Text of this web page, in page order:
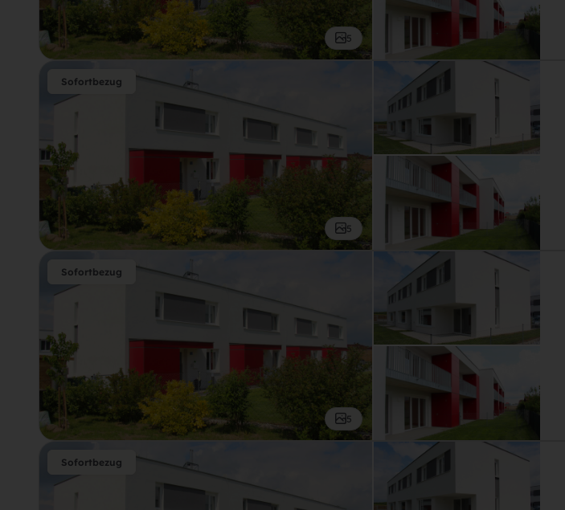
5
5
Sofortbezug
5
Sofortbezug
Sofortbezug